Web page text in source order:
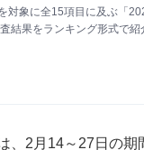
象に全15項目に及ぶ「
結果をランキング形式で
、2月14～27日の期